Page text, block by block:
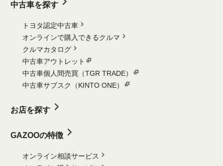
中古車を探す
トヨタ認定中古車
オンラインで購入できるクルマ
クルマカタログ
中古車アウトレット
中古車個人間売買（TGR TRADE）
中古車サブスク（KINTO ONE）
お店を探す
GAZOOの特徴
オンライン相談サービス